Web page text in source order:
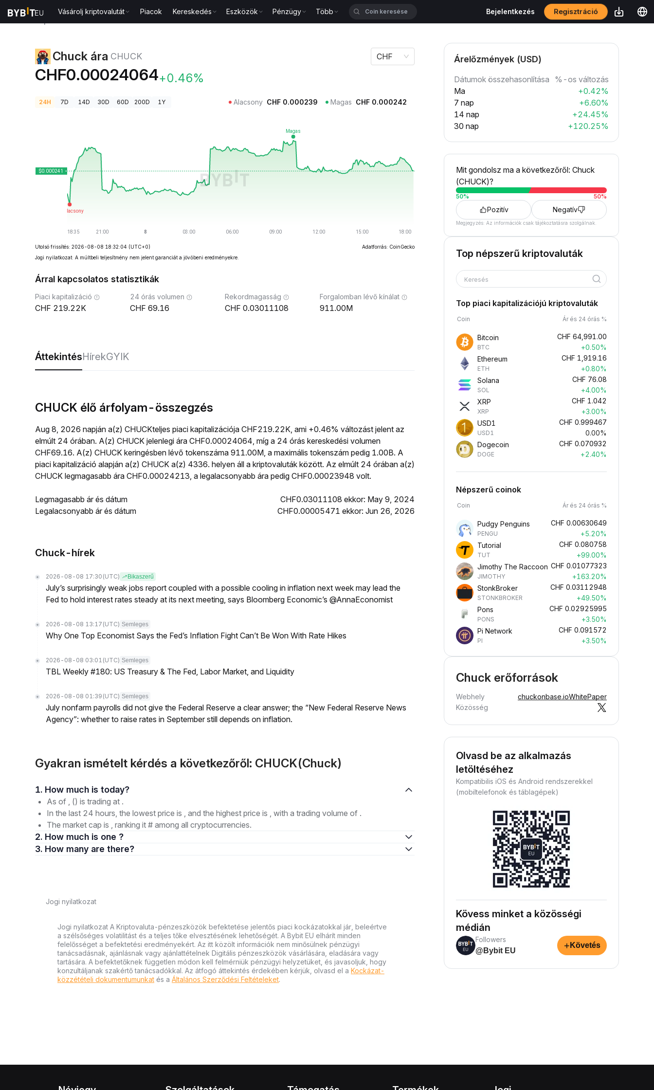
Vásárolj kriptovalutát Piacok Kereskedés Eszközök Pénzügy Több Bejelentkezés Regisztráció
Chuck ára CHUCK
CHF0.00024064+0.46%
CHF
24H 7D 14D 30D 60D 200D 1Y Alacsony CHF 0.000239 Magas CHF 0.000242
Utolsó frissítés: 2026-08-08 18:32:04 (UTC+0)
Adatforrás: CoinGecko
Jogi nyilatkozat: A múltbeli teljesítmény nem jelent garanciát a jövőbeni eredményekre.
Árral kapcsolatos statisztikák
Piaci kapitalizáció
219.22K
24 órás volumen
69.16
Rekordmagasság
0.03011108
Forgalomban lévő kínálat
911.00M
ÁttekintésHírekGYIK
CHUCK élő árfolyam-összegzés
Aug 8, 2026 napján a(z) CHUCKteljes piaci kapitalizációja CHF219.22K, ami +0.46% változást jelent az
elmúlt 24 órában. A(z) CHUCK jelenlegi ára CHF0.00024064, míg a 24 órás kereskedési volumen
CHF69.16. A(z) CHUCK keringésben lévő tokenszáma 911.00M, a maximális tokenszám pedig 1.00B. A
piaci kapitalizáció alapján a(z) CHUCK a(z) 4336. helyen áll a kriptovaluták között. Az elmúlt 24 órában a(z)
CHUCK legmagasabb ára CHF0.00024213, a legalacsonyabb ára pedig CHF0.00023948 volt.
Legmagasabb ár és dátum
CHF0.03011108 ekkor: May 9, 2024
Legalacsonyabb ár és dátum
CHF0.00005471 ekkor: Jun 26, 2026
Chuck-hírek
2026-08-08 17:30 (UTC) Bikaszerű
July’s surprisingly weak jobs report coupled with a possible cooling in inflation next week may lead the
Fed to hold interest rates steady at its next meeting, says Bloomberg Economic’s @AnnaEconomist
2026-08-08 13:17 (UTC) Semleges
Why One Top Economist Says the Fed’s Inflation Fight Can’t Be Won With Rate Hikes
2026-08-08 03:01 (UTC) Semleges
TBL Weekly #180: US Treasury & The Fed, Labor Market, and Liquidity
2026-08-08 01:39 (UTC) Semleges
July nonfarm payrolls did not give the Federal Reserve a clear answer; the “New Federal Reserve News
Agency”: whether to raise rates in September still depends on inflation.
Gyakran ismételt kérdés a következőről: CHUCK(Chuck)
1. How much is today?
As of , () is trading at .
In the last 24 hours, the lowest price is , and the highest price is , with a trading volume of .
The market cap is , ranking it # among all cryptocurrencies.
2. How much is one ?
3. How many are there?
Jogi nyilatkozat
Jogi nyilatkozat A Kriptovaluta-pénzeszközök befektetése jelentős piaci kockázatokkal jár, beleértve
a szélsőséges volatilitást és a teljes tőke elvesztésének lehetőségét. A Bybit EU elhárít minden
felelősséget a befektetési eredményekért. Az itt közölt információk nem minősülnek pénzügyi
tanácsadásnak, ajánlásnak vagy ajánlattételnek Digitális pénzeszközök vásárlására, eladására vagy
tartására. A befektetőknek független módon kell felmérniük pénzügyi helyzetüket, és javasoljuk, hogy
konzultáljanak szakértő tanácsadókkal. Az átfogó áttekintés érdekében kérjük, olvasd el a Kockázat-
közzétételi dokumentumunkat és a Általános Szerződési Feltételeket.
Árelőzmények (USD)
Dátumok összehasonlítása
%-os változás
Ma
+0.42%
7 nap
+6.60%
14 nap
+24.45%
30 nap
+120.25%
Mit gondolsz ma a következőről: Chuck
(CHUCK)?
50% 50%
Pozitív Negatív
Megjegyzés: Az információk csak tájékoztatásra szolgálnak.
Top népszerű kriptovaluták
Keresés
Top piaci kapitalizációjú kriptovaluták
Coin Ár és 24 órás %
Bitcoin
BTC
CHF 64,991.00
+0.50%
Ethereum
ETH
CHF 1,919.16
+0.80%
Solana
SOL
CHF 76.08
+4.00%
XRP
XRP
CHF 1.042
+3.00%
USD1
USD1
CHF 0.999467
0.00%
Dogecoin
DOGE
CHF 0.070932
+2.40%
Népszerű coinok
Coin Ár és 24 órás %
Pudgy Penguins
PENGU
CHF 0.00630649
+5.20%
Tutorial
TUT
CHF 0.080758
+99.00%
Jimothy The Raccoon
JIMOTHY
CHF 0.01077323
+163.20%
StonkBroker
STONKBROKER
CHF 0.03112948
+49.50%
Pons
PONS
CHF 0.02925995
+3.50%
Pi Network
PI
CHF 0.091572
+3.50%
Chuck erőforrások
Webhely chuckonbase.ioWhitePaper
Közösség
Olvasd be az alkalmazás
letöltéséhez
Kompatibilis iOS és Android rendszerekkel
(mobiltelefonok és táblagépek)
Kövess minket a közösségi
médián
Followers
@Bybit EU
+ Követés